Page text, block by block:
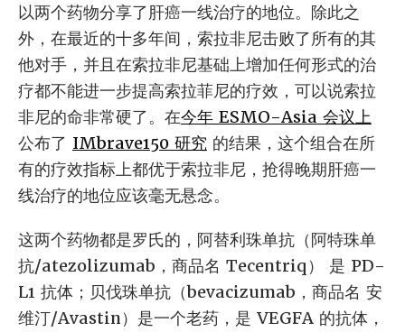
以两个药物分享了肝癌一线治疗的地位。除此之
外，在最近的十多年间，索拉非尼击败了所有的其
他对手，并且在索拉非尼基础上增加任何形式的治
疗都不能进一步提高索拉菲尼的疗效，可以说索拉
非尼的命非常硬了。在今年 ESMO-Asia 会议上
公布了 IMbrave150 研究 的结果，这个组合在所
有的疗效指标上都优于索拉非尼，抢得晚期肝癌一
线治疗的地位应该毫无悬念。
这两个药物都是罗氏的，阿替利珠单抗（阿特珠单
抗/atezolizumab，商品名 Tecentriq） 是 PD-
L1 抗体；贝伐珠单抗（bevacizumab，商品名 安
维汀/Avastin）是一个老药，是 VEGFA 的抗体，